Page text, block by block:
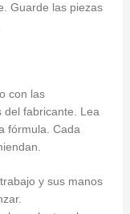
Guarde las piezas
con las
del fabricante. Lea
fórmula. Cada
y sus manos